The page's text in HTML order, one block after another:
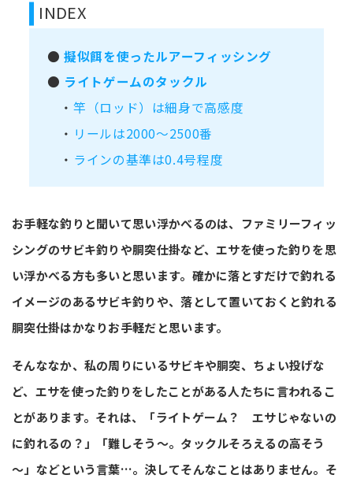
INDEX
●擬似餌を使ったルアーフィッシング
● ライトゲームのタックル
・竿（ロッド）は細身で高感度
・ リールは2000～2500番
・ ラインの基準は0.4号程度
お手軽な釣りと聞いて思い浮かべるのは、ファミリーフィッ
シングのサビキ釣りや胴突仕掛など、エサを使った釣りを思
い浮かべる方も多いと思います。確かに落とすだけで釣れる
イメージのあるサビキ釣りや、落として置いておくと釣れる
胴突仕掛はかなりお手軽だと思います。
そんななか、私の周りにいるサビキや胴突、ちょい投げな
ど、エサを使った釣りをしたことがある人たちに言われるこ
とがあります。それは、「ライトゲーム？ エサじゃないの
に釣れるの？」「難しそう～。タックルそろえるの高そう
～」などという言葉…。決してそんなことはありません。そ